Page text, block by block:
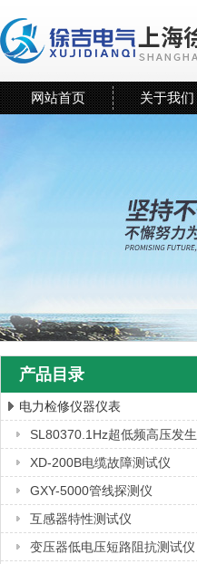
上海徐吉电气有限公司
网站首页 关于我们
产品目录
电力检修仪器仪表
SL80370.1Hz超低频高压发生
器
XD-200B电缆故障测试仪
GXY-5000管线探测仪
互感器特性测试仪
变压器低电压短路阻抗测试仪